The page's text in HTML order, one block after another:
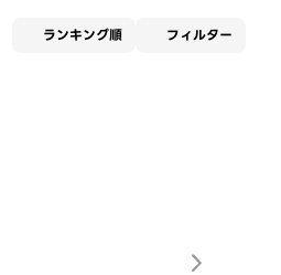
ランキング順 フィルター